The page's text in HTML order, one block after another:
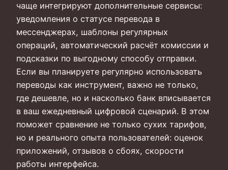
чаще интегрируют дополнительные сервисы:
уведомления о статусе перевода в
мессенджерах, шаблоны регулярных
операций, автоматический расчёт комиссии и
подсказки по выгодному способу отправки.
Если вы планируете регулярно использовать
переводы как инструмент, важно не только,
где дешевле, но и насколько банк вписывается
в ваш ежедневный цифровой сценарий. В этом
поможет сравнение не только сухих тарифов,
но и реального опыта пользователей: оценок
приложений, отзывов о сбоях, скорости
работы интерфейса.